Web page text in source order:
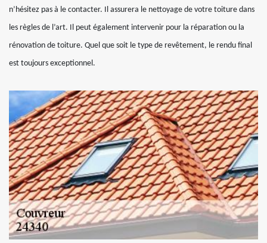
n’hésitez pas à le contacter. Il assurera le nettoyage de votre toiture dans
les règles de l’art. Il peut également intervenir pour la réparation ou la
rénovation de toiture. Quel que soit le type de revêtement, le rendu final
est toujours exceptionnel.